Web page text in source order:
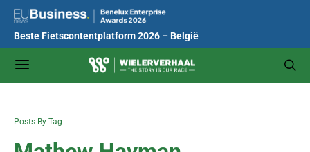
Beste Fietscontentplatform 2026 – België
Posts By Tag